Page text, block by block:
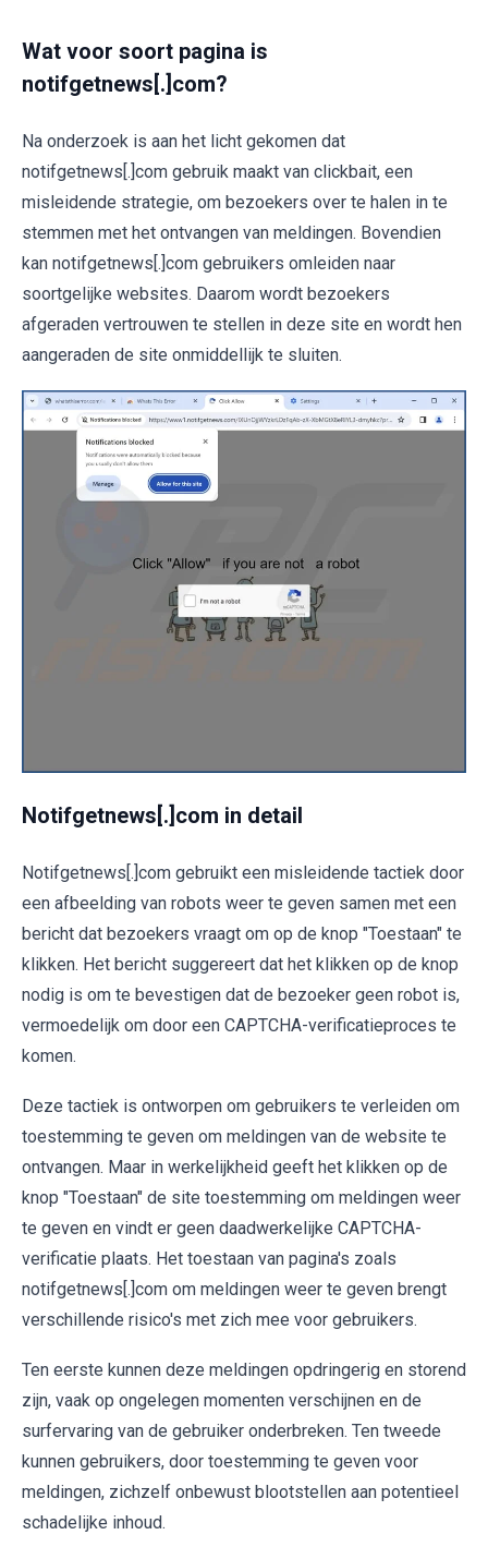
Wat voor soort pagina is
notifgetnews[.]com?
Na onderzoek is aan het licht gekomen dat
notifgetnews[.]com gebruik maakt van clickbait, een
misleidende strategie, om bezoekers over te halen in te
stemmen met het ontvangen van meldingen. Bovendien
kan notifgetnews[.]com gebruikers omleiden naar
soortgelijke websites. Daarom wordt bezoekers
afgeraden vertrouwen te stellen in deze site en wordt hen
aangeraden de site onmiddellijk te sluiten.
Notifgetnews[.]com in detail
Notifgetnews[.]com gebruikt een misleidende tactiek door
een afbeelding van robots weer te geven samen met een
bericht dat bezoekers vraagt om op de knop "Toestaan" te
klikken. Het bericht suggereert dat het klikken op de knop
nodig is om te bevestigen dat de bezoeker geen robot is,
vermoedelijk om door een CAPTCHA-verificatieproces te
komen.
Deze tactiek is ontworpen om gebruikers te verleiden om
toestemming te geven om meldingen van de website te
ontvangen. Maar in werkelijkheid geeft het klikken op de
knop "Toestaan" de site toestemming om meldingen weer
te geven en vindt er geen daadwerkelijke CAPTCHA-
verificatie plaats. Het toestaan van pagina's zoals
notifgetnews[.]com om meldingen weer te geven brengt
verschillende risico's met zich mee voor gebruikers.
Ten eerste kunnen deze meldingen opdringerig en storend
zijn, vaak op ongelegen momenten verschijnen en de
surfervaring van de gebruiker onderbreken. Ten tweede
kunnen gebruikers, door toestemming te geven voor
meldingen, zichzelf onbewust blootstellen aan potentieel
schadelijke inhoud.